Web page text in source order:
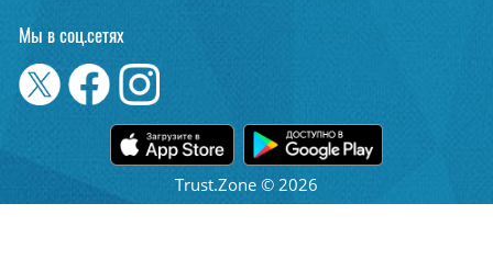
Мы в соц.сетях
Trust.Zone © 2026